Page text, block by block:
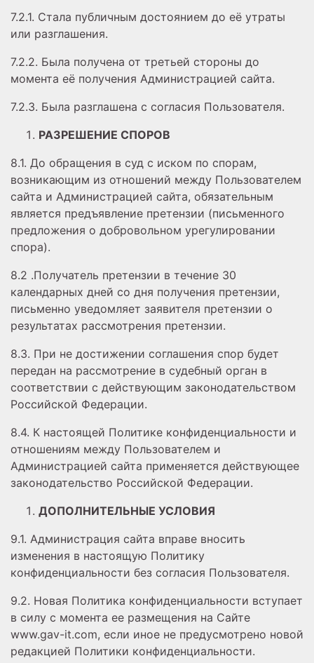
7.2.1. Стала публичным достоянием до её утраты
или разглашения.
7.2.2. Была получена от третьей стороны до
момента её получения Администрацией сайта.
7.2.3. Была разглашена с согласия Пользователя.
РАЗРЕШЕНИЕ СПОРОВ
8.1. До обращения в суд с иском по спорам,
возникающим из отношений между Пользователем
сайта и Администрацией сайта, обязательным
является предъявление претензии (письменного
предложения о добровольном урегулировании
спора).
8.2 .Получатель претензии в течение 30
календарных дней со дня получения претензии,
письменно уведомляет заявителя претензии о
результатах рассмотрения претензии.
8.3. При не достижении соглашения спор будет
передан на рассмотрение в судебный орган в
соответствии с действующим законодательством
Российской Федерации.
8.4. К настоящей Политике конфиденциальности и
отношениям между Пользователем и
Администрацией сайта применяется действующее
законодательство Российской Федерации.
ДОПОЛНИТЕЛЬНЫЕ УСЛОВИЯ
9.1. Администрация сайта вправе вносить
изменения в настоящую Политику
конфиденциальности без согласия Пользователя.
9.2. Новая Политика конфиденциальности вступает
в силу с момента ее размещения на Сайте
www.gav-it.com, если иное не предусмотрено новой
редакцией Политики конфиденциальности.